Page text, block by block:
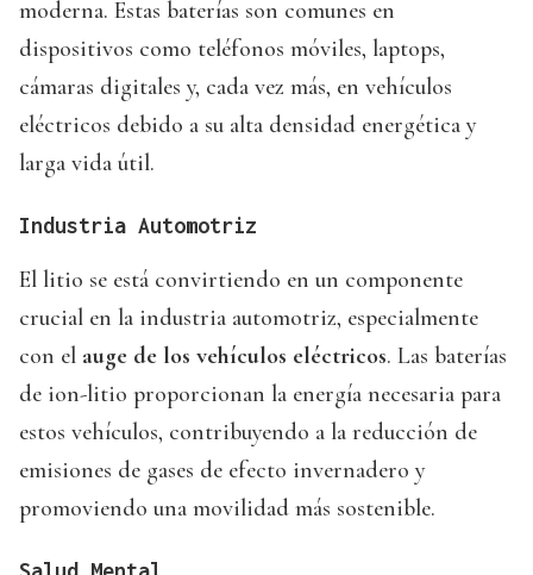
moderna. Estas baterías son comunes en
dispositivos como teléfonos móviles, laptops,
cámaras digitales y, cada vez más, en vehículos
eléctricos debido a su alta densidad energética y
larga vida útil.
Industria Automotriz
El litio se está convirtiendo en un componente
crucial en la industria automotriz, especialmente
con el auge de los vehículos eléctricos. Las baterías
de ion-litio proporcionan la energía necesaria para
estos vehículos, contribuyendo a la reducción de
emisiones de gases de efecto invernadero y
promoviendo una movilidad más sostenible.